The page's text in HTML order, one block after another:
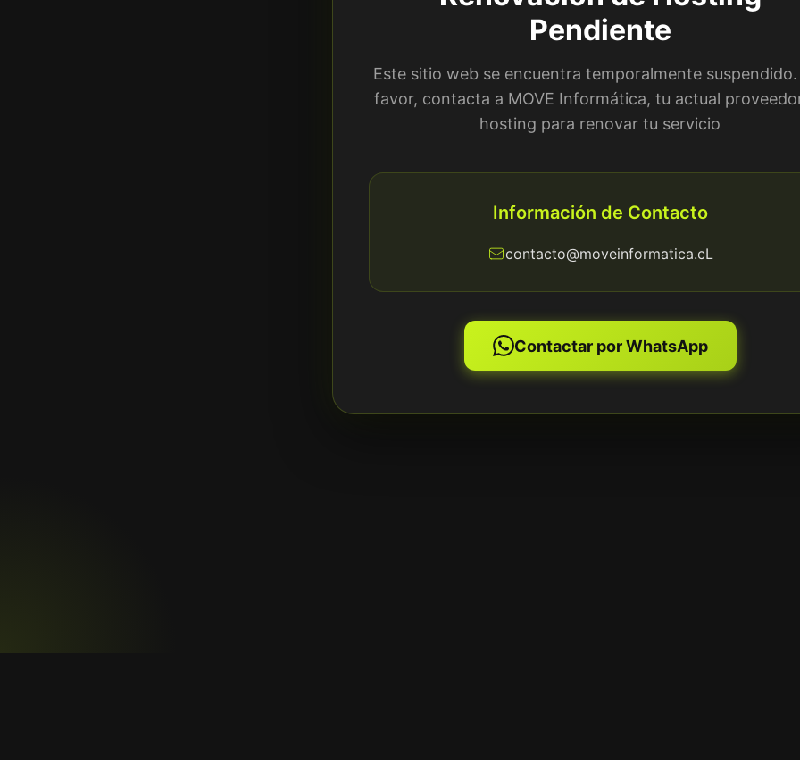
Pendiente
Este sitio web se encuentra temporalmente suspendido.
favor, contacta a MOVE Informática, tu actual
hosting para renovar tu servicio
Información de Contacto
contacto@moveinformatica.cL
Contactar por WhatsApp